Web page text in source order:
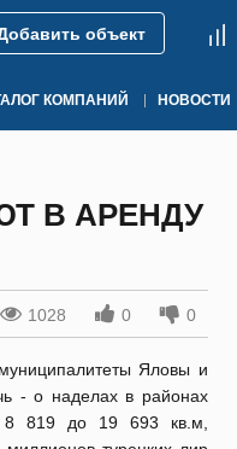
объект
КОМПАНИЙ НОВОСТИ
В АРЕНДУ
1028 0 0
Яловы и
- о наделах в районах
8 819 до 19 693 кв.м,